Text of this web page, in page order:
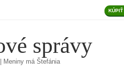
KÚPIŤ
správy
| Meniny má Štefánia